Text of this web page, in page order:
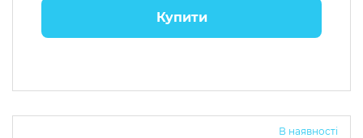
Купити
В наявності